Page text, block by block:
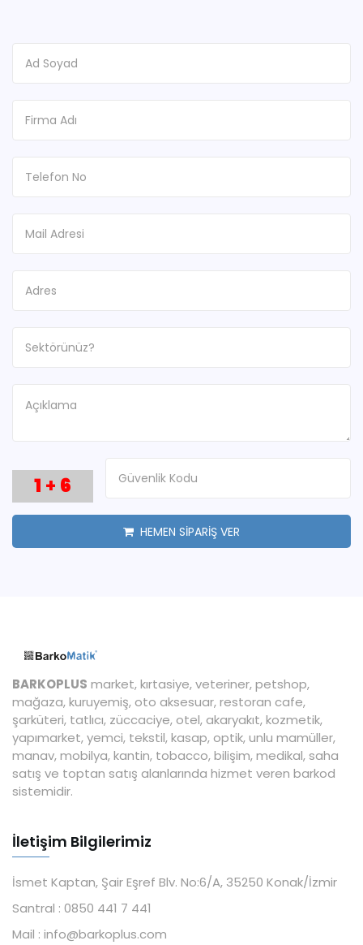
1 + 6
HEMEN SİPARİŞ VER
BARKOPLUS market, kırtasiye, veteriner, petshop,
mağaza, kuruyemiş, oto aksesuar, restoran cafe,
şarküteri, tatlıcı, züccaciye, otel, akaryakıt, kozmetik,
yapımarket, yemci, tekstil, kasap, optik, unlu mamüller,
manav, mobilya, kantin, tobacco, bilişim, medikal, saha
satış ve toptan satış alanlarında hizmet veren barkod
sistemidir.
İletişim Bilgilerimiz
İsmet Kaptan, Şair Eşref Blv. No:6/A, 35250 Konak/İzmir
Santral : 0850 441 7 441
Mail : info@barkoplus.com